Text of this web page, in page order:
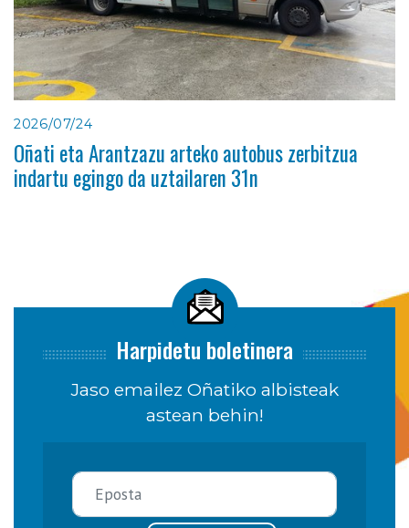
2026/07/24
Oñati eta Arantzazu arteko autobus zerbitzua
indartu egingo da uztailaren 31n
Harpidetu boletinera
Jaso emailez Oñatiko albisteak
astean behin!